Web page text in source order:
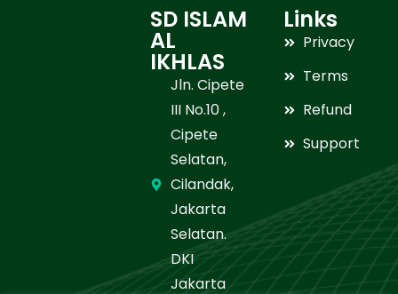
SD ISLAM
AL
IKHLAS
Jln. Cipete
III No.10 ,
Cipete
Selatan,
Cilandak,
Jakarta
Selatan.
DKI
Jakarta
Links
Privacy
Terms
Refund
Support